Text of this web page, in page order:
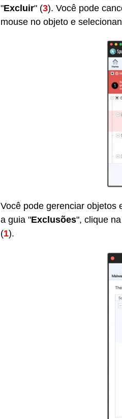
"Excluir" (3). Você pode
mouse no objeto e
Você pode gerenciar objetos
a guia "Exclusões", clique
(1).